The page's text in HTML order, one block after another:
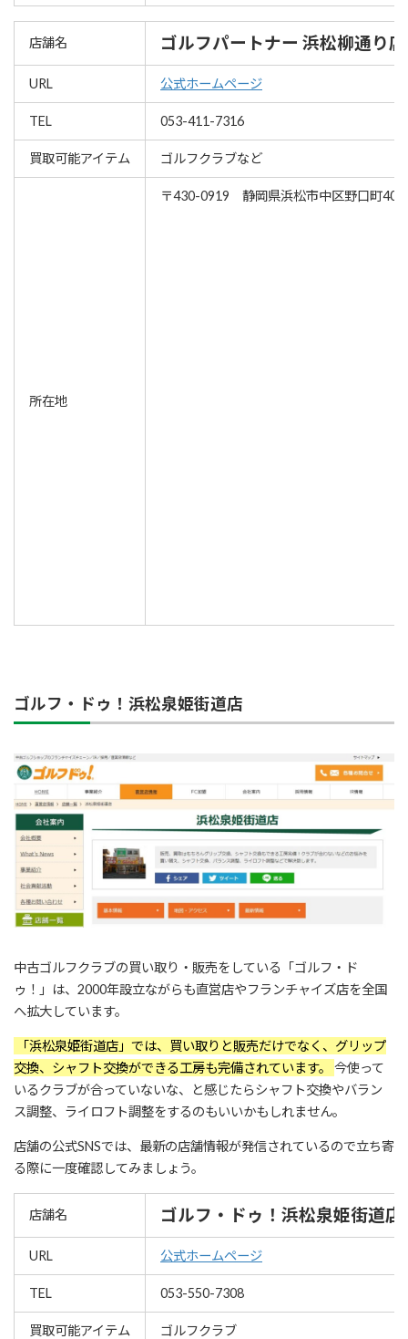
店舗名 ゴルフパートナー 浜松柳通り店
URL 公式ホームページ
TEL 053-411-7316
買取可能アイテム ゴルフクラブなど
所在地
〒430-0919 静岡県浜松市中区野口町405
ゴルフ・ドゥ！浜松泉姫街道店
中古ゴルフクラブの買い取り・販売をしている「ゴルフ・ド
ゥ！」は、2000年設立ながらも直営店やフランチャイズ店を全国
へ拡大しています。
「浜松泉姫街道店」では、買い取りと販売だけでなく、グリップ
交換、シャフト交換ができる工房も完備されています。 今使って
いるクラブが合っていないな、と感じたらシャフト交換やバラン
ス調整、ライロフト調整をするのもいいかもしれません。
店舗の公式SNSでは、最新の店舗情報が発信されているので立ち寄
る際に一度確認してみましょう。
店舗名 ゴルフ・ドゥ！浜松泉姫街道店
URL 公式ホームページ
TEL 053-550-7308
買取可能アイテム ゴルフクラブ